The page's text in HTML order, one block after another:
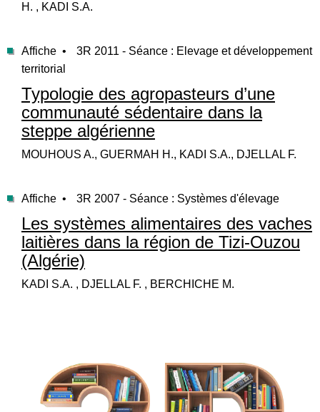
H. , KADI S.A.
Affiche •
3R 2011 - Séance : Elevage et développement
territorial
Typologie des agropasteurs d’une
communauté sédentaire dans la
steppe algérienne
MOUHOUS A., GUERMAH H., KADI S.A., DJELLAL F.
Affiche • 3R 2007 - Séance : Systèmes d'élevage
Les systèmes alimentaires des vaches
laitières dans la région de Tizi-Ouzou
(Algérie)
KADI S.A. , DJELLAL F. , BERCHICHE M.